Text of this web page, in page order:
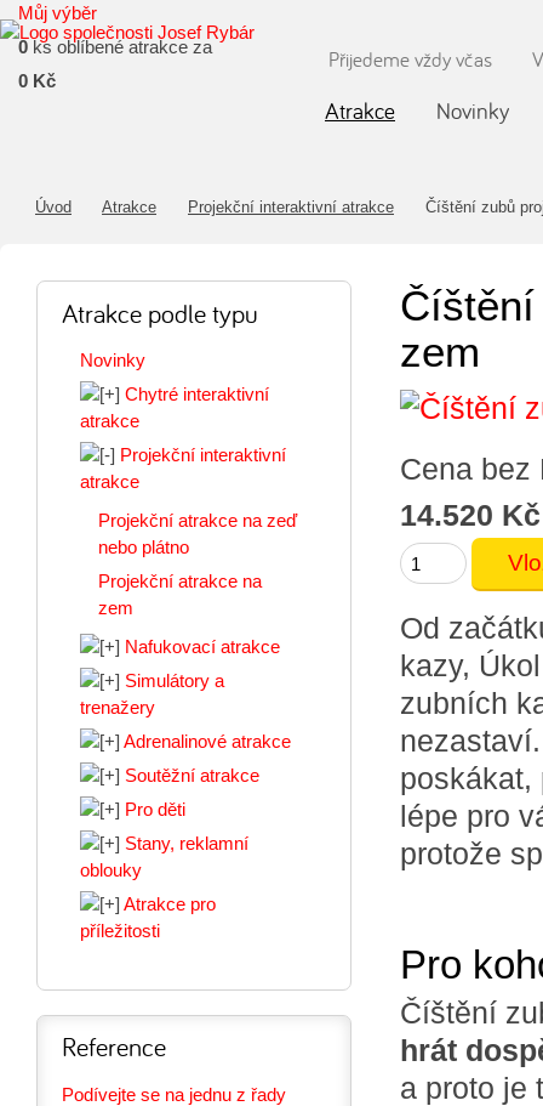
Atrakce Novinky
Můj výběr
0 ks oblíbené atrakce za
0 Kč
Přijedeme vždy včas
Úvod Atrakce Projekční interaktivní atrakce Číštění zubů
zem
Cena
14.520 Kč
Od
kazy,
zubních
poskákat,
lépe pro
protože
Pro
Číštění
hrát
a proto je
Atrakce podle typu
Novinky
Chytré interaktivní
atrakce
Projekční interaktivní
atrakce
Projekční atrakce na zeď
nebo plátno
Projekční atrakce na
zem
Nafukovací atrakce
Simulátory a
trenažery
Adrenalinové atrakce
Soutěžní atrakce
Pro děti
Stany, reklamní
oblouky
Atrakce pro
příležitosti
Reference
Podívejte se na jednu z řady